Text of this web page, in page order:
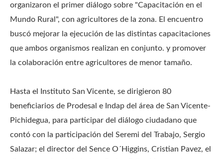
organizaron el primer diálogo sobre "Capacitación en el
Mundo Rural", con agricultores de la zona. El encuentro
buscó mejorar la ejecución de las distintas capacitaciones
que ambos organismos realizan en conjunto. y promover
la colaboración entre agricultores de menor tamaño.
Hasta el Instituto San Vicente, se dirigieron 80
beneficiarios de Prodesal e Indap del área de San Vicente-
Pichidegua, para participar del diálogo ciudadano que
contó con la participación del Seremi del Trabajo, Sergio
Salazar; el director del Sence O´Higgins, Cristian Pavez, el